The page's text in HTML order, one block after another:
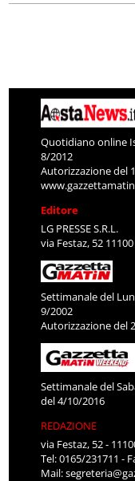
Quotidiano online
8/2012
Autorizzazione del
Editore
LG PRESSE S.R.L.
via Festaz, 52 11100
Settimanale del
9/2002
Autorizzazione del
Settimanale del
del 4/10/2016
REDAZIONE
via Festaz, 52 -
Tel: 0165/231711 -
Mail: